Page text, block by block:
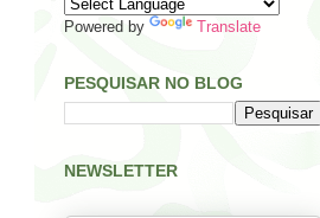
Powered by Translate
PESQUISAR NO BLOG
NEWSLETTER